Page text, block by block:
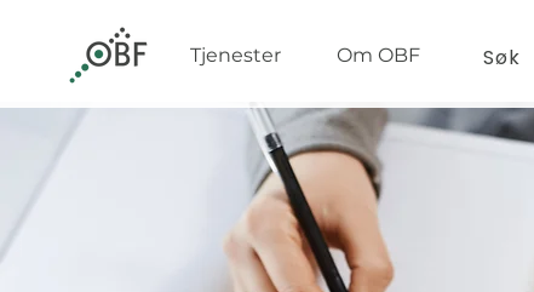
Tjenester Om OBF Søk